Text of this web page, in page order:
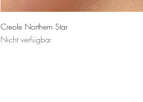
Creole Northern Star
Nicht verfügbar